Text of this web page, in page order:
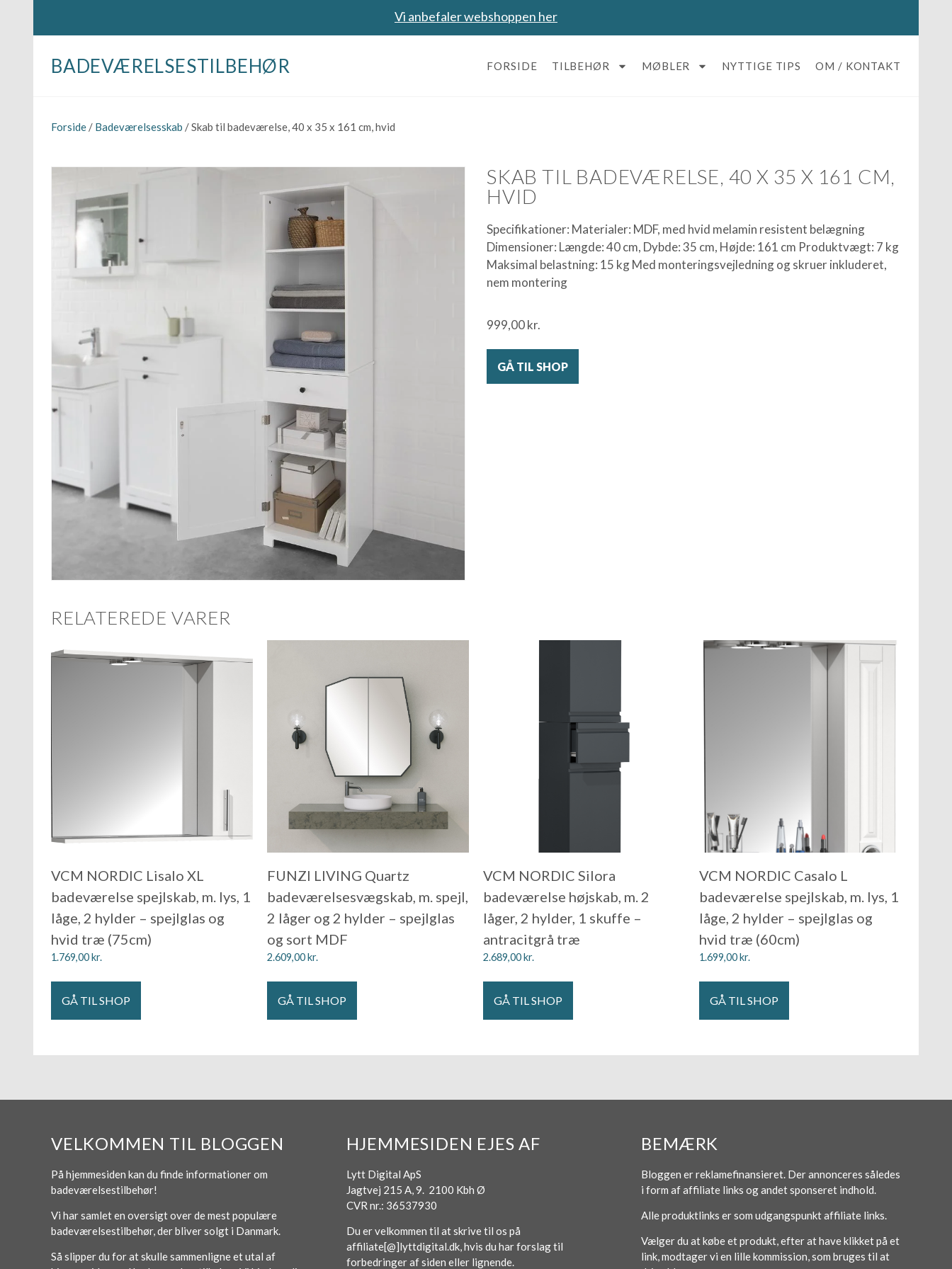
Vi anbefaler webshoppen her
BADEVÆRELSESTILBEHØR FORSIDE TILBEHØR MØBLER NYTTIGE TIPS OM / KONTAKT
Forside / Badeværelsesskab / Skab til badeværelse, 40 x 35 x 161 cm, hvid
SKAB TIL BADEVÆRELSE, 40 X 35 X 161 CM,
HVID
Specifikationer: Materialer: MDF, med hvid melamin resistent belægning
Dimensioner: Længde: 40 cm, Dybde: 35 cm, Højde: 161 cm Produktvægt: 7 kg
Maksimal belastning: 15 kg Med monteringsvejledning og skruer inkluderet,
nem montering
999,00kr.
GÅ TIL SHOP
RELATEREDE VARER
VCM NORDIC Lisalo XL
badeværelse spejlskab, m. lys, 1
låge, 2 hylder – spejlglas og
hvid træ (75cm)
1.769,00kr.
GÅ TIL SHOP
FUNZI LIVING Quartz
badeværelsesvægskab, m. spejl,
2 låger og 2 hylder – spejlglas
og sort MDF
2.609,00kr.
GÅ TIL SHOP
VCM NORDIC Silora
badeværelse højskab, m. 2
låger, 2 hylder, 1 skuffe –
antracitgrå træ
2.689,00kr.
GÅ TIL SHOP
VCM NORDIC Casalo L
badeværelse spejlskab, m. lys, 1
låge, 2 hylder – spejlglas og
hvid træ (60cm)
1.699,00kr.
GÅ TIL SHOP
VELKOMMEN TIL BLOGGEN
På hjemmesiden kan du finde informationer om
badeværelsestilbehør!
Vi har samlet en oversigt over de mest populære
badeværelsestilbehør, der bliver solgt i Danmark.
Så slipper du for at skulle sammenligne et utal af
HJEMMESIDEN EJES AF
Lytt Digital ApS
Jagtvej 215 A, 9. 2100 Kbh Ø
CVR nr.: 36537930
Du er velkommen til at skrive til os på
affiliate[@]lyttdigital.dk, hvis du har forslag til
forbedringer af siden eller lignende.
BEMÆRK
Bloggen er reklamefinansieret. Der annonceres således
i form af affiliate links og andet sponseret indhold.
Alle produktlinks er som udgangspunkt affiliate links.
Vælger du at købe et produkt, efter at have klikket på et
link, modtager vi en lille kommission, som bruges til at